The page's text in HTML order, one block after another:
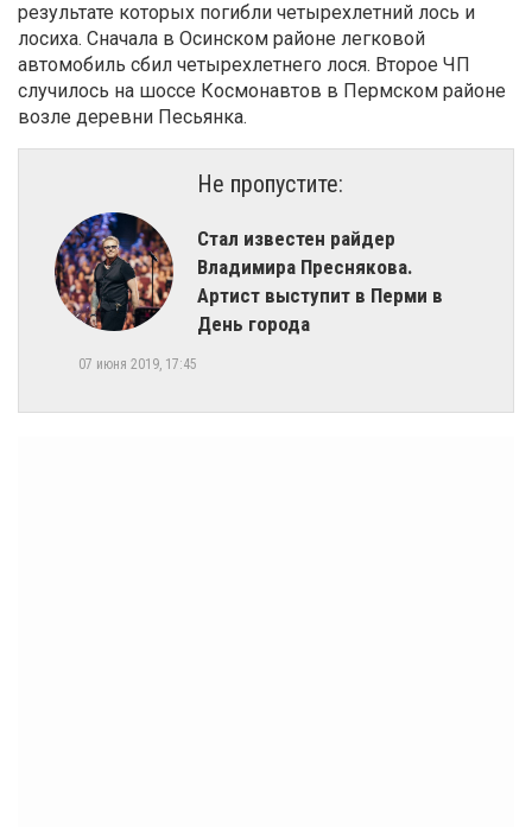
результате которых погибли четырехлетний лось и
лосиха. Сначала в Осинском районе легковой
автомобиль сбил четырехлетнего лося. Второе ЧП
случилось на шоссе Космонавтов в Пермском районе
возле деревни Песьянка.
Не пропустите:
Стал известен райдер
Владимира Преснякова.
Артист выступит в Перми в
День города
07 июня 2019, 17:45